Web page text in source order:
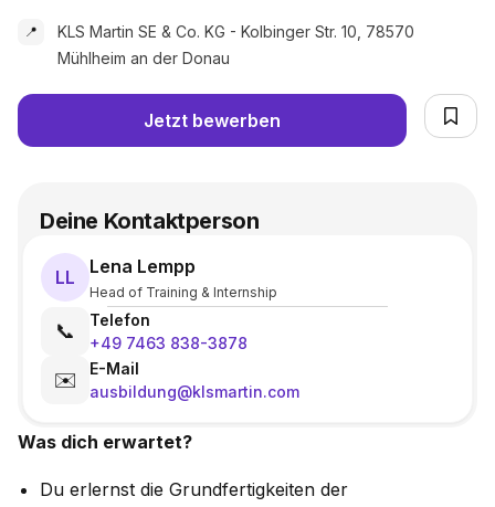
📍
KLS Martin SE & Co. KG - Kolbinger Str. 10, 78570
Mühlheim an der Donau
Jetzt bewerben
Was dich erwartet?
Du erlernst die Grundfertigkeiten der
Deine Kontaktperson
LL Lena Lempp
Head of Training & Internship
📞
Telefon
+49 7463 838-3878
✉️
E-Mail
ausbildung@klsmartin.com